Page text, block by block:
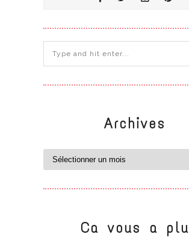
Archives
Ca vous a plu